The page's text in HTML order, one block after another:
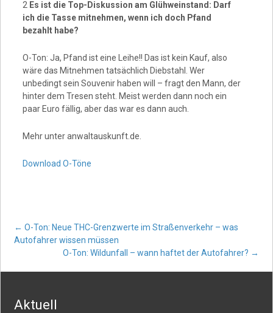
2 Es ist die Top-Diskussion am Glühweinstand: Darf
ich die Tasse mitnehmen, wenn ich doch Pfand
bezahlt habe?
O-Ton: Ja, Pfand ist eine Leihe!! Das ist kein Kauf, also
wäre das Mitnehmen tatsächlich Diebstahl. Wer
unbedingt sein Souvenir haben will – fragt den Mann, der
hinter dem Tresen steht. Meist werden dann noch ein
paar Euro fällig, aber das war es dann auch.
Mehr unter anwaltauskunft.de.
Download O-Töne
Post
navigation
← O-Ton: Neue THC-Grenzwerte im Straßenverkehr – was
Autofahrer wissen müssen
O-Ton: Wildunfall – wann haftet der Autofahrer? →
Aktuell